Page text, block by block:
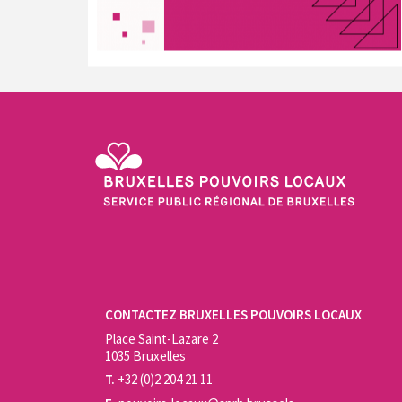
CONTACTEZ BRUXELLES POUVOIRS LOCAUX
Place Saint-Lazare 2
1035 Bruxelles
T. +32 (0)2 204 21 11